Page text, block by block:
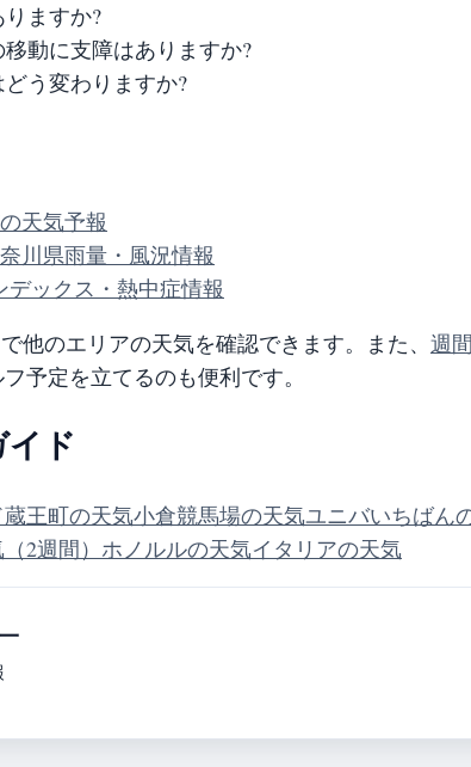
ますか?
動に支障はありますか?
う変わりますか?
天気予報
川県雨量・風況情報
ックス・熱中症情報
他のエリアの天気を確認できます。また、 週
予定を立てるのも便利です。
イド
蔵王町の天気小倉競馬場の天気ユニバいちばん
2週間） ホノルルの天気イタリアの天気